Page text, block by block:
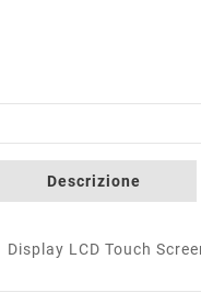
Descrizione
Display LCD Touch